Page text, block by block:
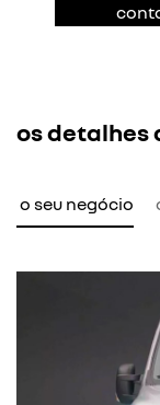
os detalhes
o seu negócio